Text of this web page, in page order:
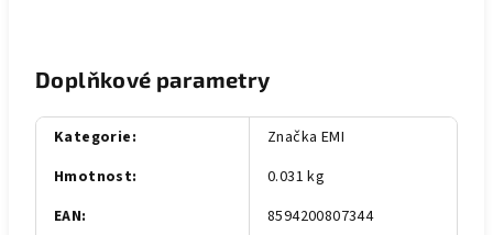
Doplňkové parametry
Kategorie:
Značka EMI
Hmotnost:
0.031 kg
EAN: 8594200807344